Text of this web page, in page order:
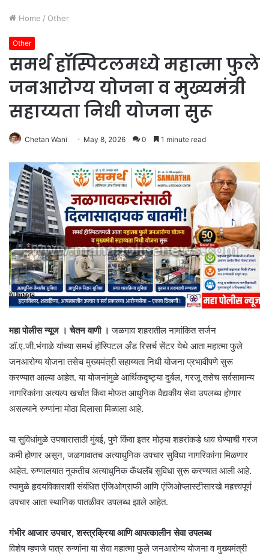
Home / Other
Other
समर्थ हॉस्पिटलमध्ये महात्मा फुले
जनआरोग्य योजना व मुख्यमंत्री
सहाय्यता निधी योजना सुरू
Chetan Wani May 8, 2026 0 1 minute read
महा पोलीस न्यूज । चेतन वाणी । जळगाव शहरातील नामांकित सर्जन
डॉ.ए.जी.भंगाळे यांच्या समर्थ हॉस्पिटल अँड रिसर्च सेंटर येथे आता महात्मा फुले
जनआरोग्य योजना तसेच मुख्यमंत्री सहाय्यता निधी योजना प्रभावीपणे सुरू
करण्यात आल्या आहेत. या योजनांमुळे आर्थिकदृष्ट्या दुर्बल, गरजू तसेच सर्वसामान्य
नागरिकांना अत्यल्प खर्चात किंवा मोफत आधुनिक वैद्यकीय सेवा उपलब्ध होणार
असल्याने रुग्णांना मोठा दिलासा मिळाला आहे.
या सुविधांमुळे उपचारासाठी मुंबई, पुणे किंवा इतर मोठ्या शहरांकडे धाव घेण्याची गरज
कमी होणार असून, जळगावातच अत्याधुनिक उपचार सुविधा नागरिकांना मिळणार
आहेत. रुग्णालयात नुकतीच अत्याधुनिक कॅथलॅब सुविधा सुरू करण्यात आली आहे.
त्यामुळे हृदयविकाराशी संबंधित एंजिओग्राफी आणि एंजिओप्लास्टीसारखे महत्त्वपूर्ण
उपचार आता स्थानिक पातळीवर उपलब्ध झाले आहेत.
गंभीर आजार उपचार, शस्त्रक्रिया आणि आपत्कालीन सेवा उपलब्ध
विशेष म्हणजे पात्र रुग्णांना या सेवा महात्मा फुले जनआरोग्य योजना व मुख्यमंत्री